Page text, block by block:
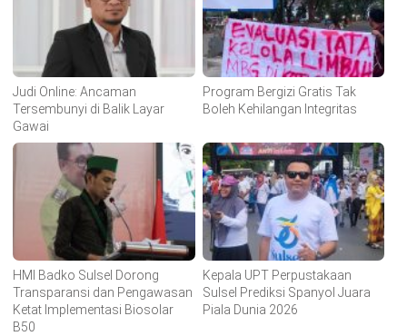
Judi Online: Ancaman
Tersembunyi di Balik Layar
Gawai
Program Bergizi Gratis Tak
Boleh Kehilangan Integritas
HMI Badko Sulsel Dorong
Transparansi dan Pengawasan
Ketat Implementasi Biosolar
B50
Kepala UPT Perpustakaan
Sulsel Prediksi Spanyol Juara
Piala Dunia 2026